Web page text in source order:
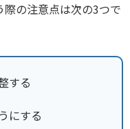
の注意点は次の3つで
する
にする